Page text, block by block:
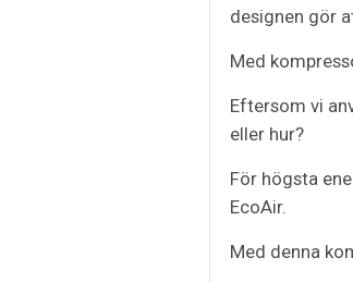
designen gör
Med
Eftersom vi
eller hur?
För högsta
EcoAir.
Med denna